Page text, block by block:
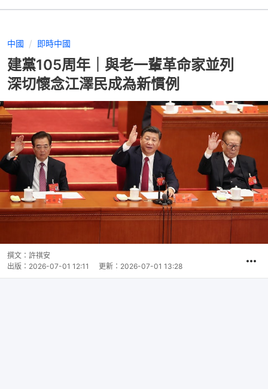
中國 即時中國
建黨105周年｜與老一輩革命家並列
深切懷念江澤民成為新慣例
撰文： 許祺安
出版： 2026-07-01 12:11 更新： 2026-07-01 13:28